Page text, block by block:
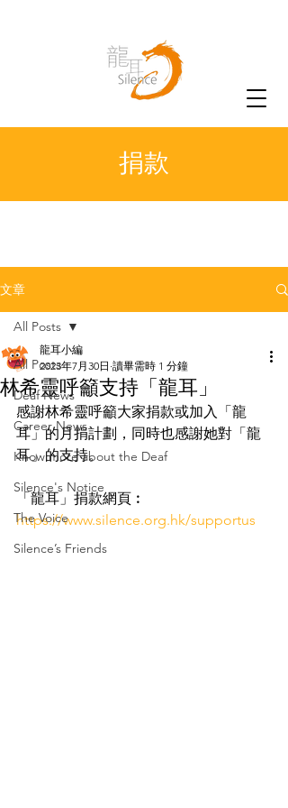
捐款
文章
All Posts
Deaf News
Career News
Know more about the Deaf
Silence's Notice
The Voice
Silence’s Friends
All Posts
林希靈呼籲支持「龍耳」
龍耳小編
2023年7月30日 讀畢需時 1 分鐘
感謝林希靈呼籲大家捐款或加入「龍
耳」的月捐計劃，同時也感謝她對「龍
耳」的支持。
「龍耳」捐款網頁︰
https://www.silence.org.hk/supportus